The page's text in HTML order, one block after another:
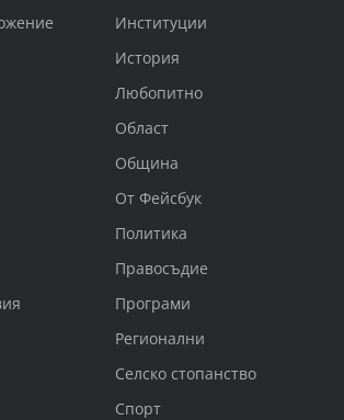
Институции
История
Любопитно
Област
Община
От Фейсбук
Политика
Правосъдие
Програми
Регионални
Селско стопанство
Спорт